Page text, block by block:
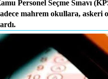
Personel Seçme Sınavı
mahrem okullara,